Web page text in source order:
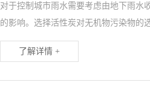
对于控制城市雨水需要考虑由地下雨水
的影响。选择活性炭对无机物污染物的
了解详情 +